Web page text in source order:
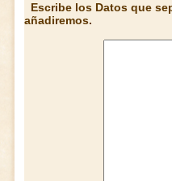
Escribe los Datos que
añadiremos.